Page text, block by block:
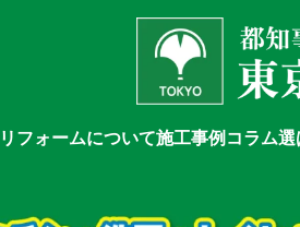
リフォームについて施工事例 コラム選